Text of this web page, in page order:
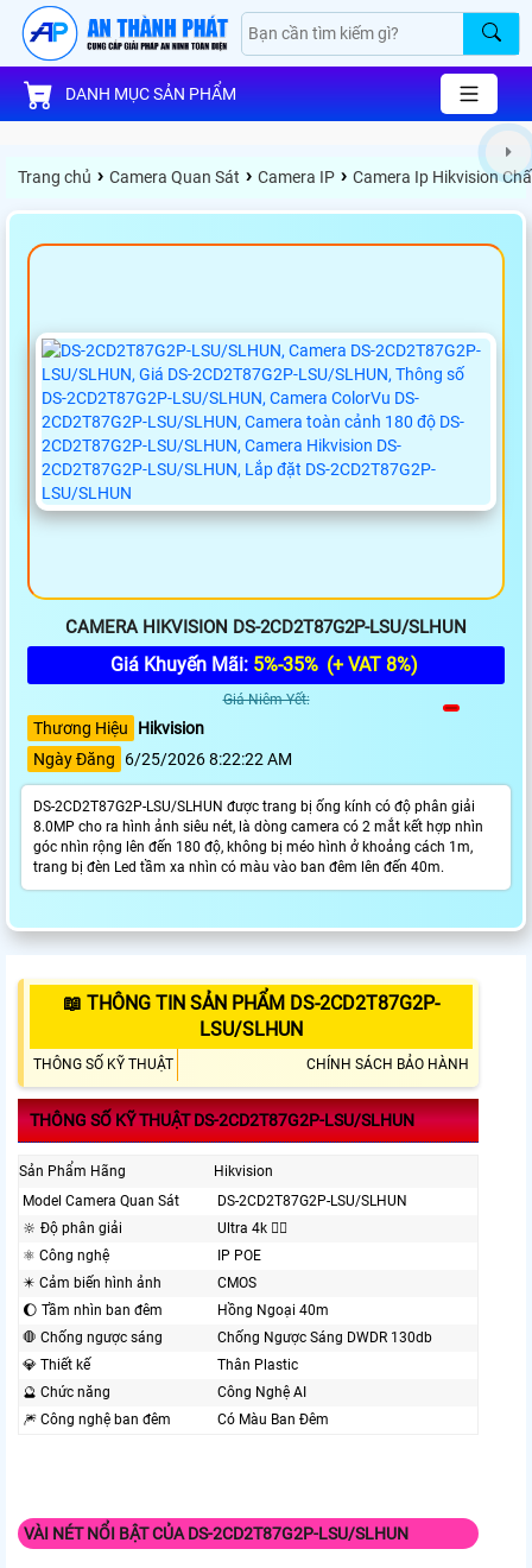
DANH MỤC SẢN PHẨM
Trang chủ › Camera Quan Sát › Camera IP › Camera Ip Hikvision
CAMERA HIKVISION DS-2CD2T87G2P-LSU/SLHUN
Giá Khuyến Mãi: 5%-35% (+ VAT 8%)
Giá Niêm Yết:
Thương Hiệu
Hikvision
Ngày Đăng
6/25/2026 8:22:22 AM
DS-2CD2T87G2P-LSU/SLHUN được trang bị ống kính có độ phân giải
8.0MP cho ra hình ảnh siêu nét, là dòng camera có 2 mắt kết hợp nhìn
góc nhìn rộng lên đến 180 độ, không bị méo hình ở khoảng cách 1m,
trang bị đèn Led tầm xa nhìn có màu vào ban đêm lên đến 40m.
📖 THÔNG TIN SẢN PHẨM DS-2CD2T87G2P-
LSU/SLHUN
THÔNG SỐ KỸ THUẬT CHÍNH SÁCH BẢO HÀNH
THÔNG SỐ KỸ THUẬT DS-2CD2T87G2P-LSU/SLHUN
Sản Phẩm Hãng
Hikvision
Model Camera Quan Sát
DS-2CD2T87G2P-LSU/SLHUN
🔆 Độ phân giải
Ultra 4k 👍🏾
⚛️ Công nghệ
IP POE
✴️ Cảm biến hình ảnh
CMOS
🌔 Tầm nhìn ban đêm
Hồng Ngoại 40m
🛑 Chống ngược sáng
Chống Ngược Sáng DWDR 130db
💎 Thiết kế
Thân Plastic
🔮 Chức năng
Công Nghệ AI
🎆 Công nghệ ban đêm
Có Màu Ban Ðêm
VÀI NÉT NỔI BẬT CỦA DS-2CD2T87G2P-LSU/SLHUN